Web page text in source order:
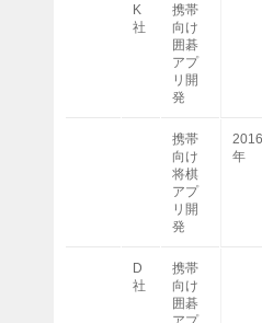
K
社
携帯
向け
囲碁
アプ
リ開
発
携帯
向け
将棋
アプ
リ開
発
2016
年
D
社
携帯
向け
囲碁